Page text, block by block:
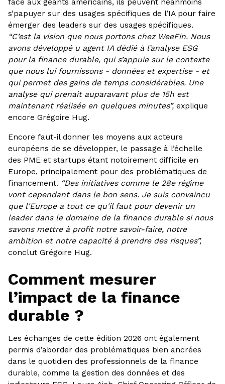
face aux géants américains, ils peuvent néanmoins
s’papuyer sur des usages spécifiques de l’IA pour faire
émerger des leaders sur des usages spécifiques.
“C’est la vision que nous portons chez WeeFin. Nous
avons développé u agent IA dédié à l’analyse ESG
pour la finance durable, qui s’appuie sur le contexte
que nous lui fournissons - données et expertise - et
qui permet des gains de temps considérables. Une
analyse qui prenait auparavant plus de 15h est
maintenant réalisée en quelques minutes”, explique
encore Grégoire Hug.
Encore faut-il donner les moyens aux acteurs
européens de se développer, le passage à l’échelle
des PME et startups étant notoirement difficile en
Europe, principalement pour des problématiques de
financement. “Des initiatives comme le 28e régime
vont cependant dans le bon sens. Je suis convaincu
que l'Europe a tout ce qu'il faut pour devenir un
leader dans le domaine de la finance durable si nous
savons mettre à profit notre savoir-faire, notre
ambition et notre capacité à prendre des risques”,
conclut Grégoire Hug.
Comment mesurer
l’impact de la finance
durable ?
Les échanges de cette édition 2026 ont également
permis d’aborder des problématiques bien ancrées
dans le quotidien des professionnels de la finance
durable, comme la gestion des données et des